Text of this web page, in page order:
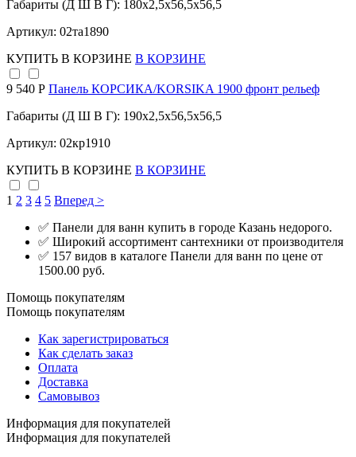
Габариты (Д Ш В Г): 180x2,5x56,5x56,5
Артикул: 02та1890
КУПИТЬ В КОРЗИНЕ В КОРЗИНЕ
9 540 Р Панель КОРСИКА/KORSIKA 1900 фронт рельеф
Габариты (Д Ш В Г): 190x2,5x56,5x56,5
Артикул: 02кр1910
КУПИТЬ В КОРЗИНЕ В КОРЗИНЕ
1 2 3 4 5 Вперед >
✅ Панели для ванн купить в городе Казань недорого.
✅ Широкий ассортимент сантехники от производителя
✅ 157 видов в каталоге Панели для ванн по цене от
1500.00 руб.
Помощь покупателям
Помощь покупателям
Как зарегистрироваться
Как сделать заказ
Оплата
Доставка
Самовывоз
Информация для покупателей
Информация для покупателей